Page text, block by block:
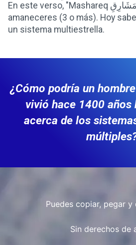
En este verso, "Mashareq مَشَارِقِ" significa múltiples
amaneceres (3 o más). Hoy
un sistema multiestrella.
¿Cómo podría un
vivió hace 1400 años
acerca de los
Puedes copiar, pegar y
Sin derechos de